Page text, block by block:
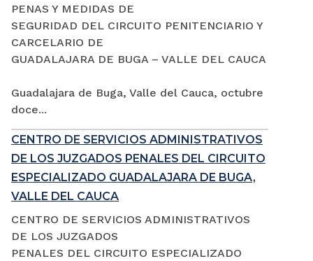
PENAS Y MEDIDAS DE
SEGURIDAD DEL CIRCUITO PENITENCIARIO Y
CARCELARIO DE
GUADALAJARA DE BUGA – VALLE DEL CAUCA
Guadalajara de Buga, Valle del Cauca, octubre
doce...
CENTRO DE SERVICIOS ADMINISTRATIVOS
DE LOS JUZGADOS PENALES DEL CIRCUITO
ESPECIALIZADO GUADALAJARA DE BUGA,
VALLE DEL CAUCA
CENTRO DE SERVICIOS ADMINISTRATIVOS
DE LOS JUZGADOS
PENALES DEL CIRCUITO ESPECIALIZADO